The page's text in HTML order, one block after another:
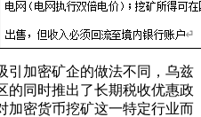
引加密矿企的做法不同，乌兹
的同时推出了长期税收优惠政
加密货币挖矿这一特定行业而